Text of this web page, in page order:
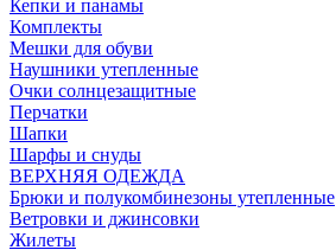
Кепки и панамы
Комплекты
Мешки для обуви
Наушники утепленные
Очки солнцезащитные
Перчатки
Шапки
Шарфы и снуды
ВЕРХНЯЯ ОДЕЖДА
Брюки и полукомбинезоны утепленные
Ветровки и джинсовки
Жилеты